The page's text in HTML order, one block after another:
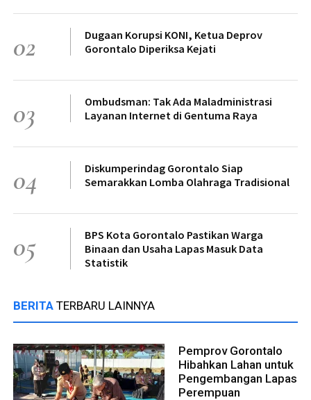
02
Dugaan Korupsi KONI, Ketua Deprov
Gorontalo Diperiksa Kejati
03
Ombudsman: Tak Ada Maladministrasi
Layanan Internet di Gentuma Raya
04
Diskumperindag Gorontalo Siap
Semarakkan Lomba Olahraga Tradisional
05
BPS Kota Gorontalo Pastikan Warga
Binaan dan Usaha Lapas Masuk Data
Statistik
BERITA TERBARU LAINNYA
Pemprov Gorontalo
Hibahkan Lahan untuk
Pengembangan Lapas
Perempuan